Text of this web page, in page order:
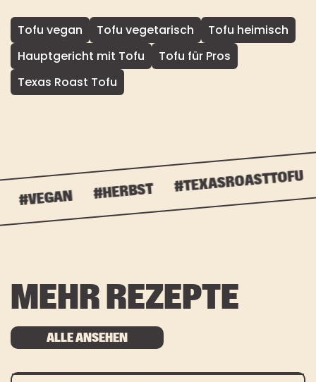
Tofu vegan Tofu vegetarisch
Tofu heimisch
Hauptgericht mit Tofu
Tofu für Pros
Texas Roast Tofu
#VEGAN #HERBST #TEXASROASTTOFU
MEHR REZEPTE
ALLE ANSEHEN